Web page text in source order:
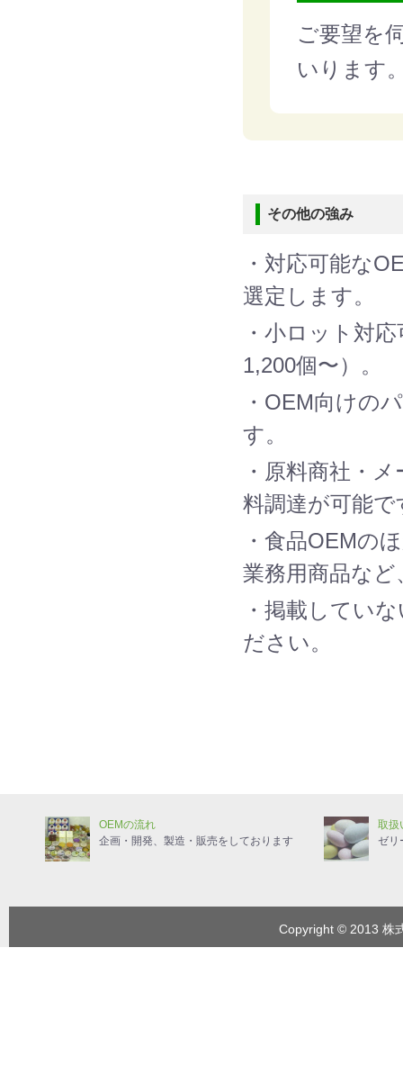
ご要望を
いります
その他の強み
・対応可能な
選定します。
・小ロット対
1,200個〜）。
・OEM向けの
す。
・原料商社・
料調達が可能で
・食品OEMの
業務用商品な
・掲載してい
ださい。
OEMの流れ
企画・開発、製造・販売をしております
取扱
ゼリ
Copyright © 2013 株